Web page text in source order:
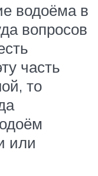
водоёма в
вопросов
часть
то
или